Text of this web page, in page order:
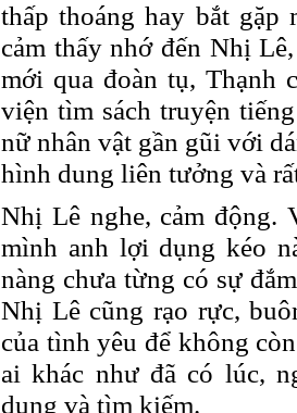
thấp thoáng hay bắt
cảm thấy nhớ đến Nhị
mới qua đoàn tụ, Thạnh
viện tìm sách truyện
nữ nhân vật gần gũi với
hình dung liên tưởng và
Nhị Lê nghe, cảm động.
mình anh lợi dụng kéo
nàng chưa từng có sự
Nhị Lê cũng rạo rực,
của tình yêu để không
ai khác như đã có lúc,
dung và tìm kiếm.